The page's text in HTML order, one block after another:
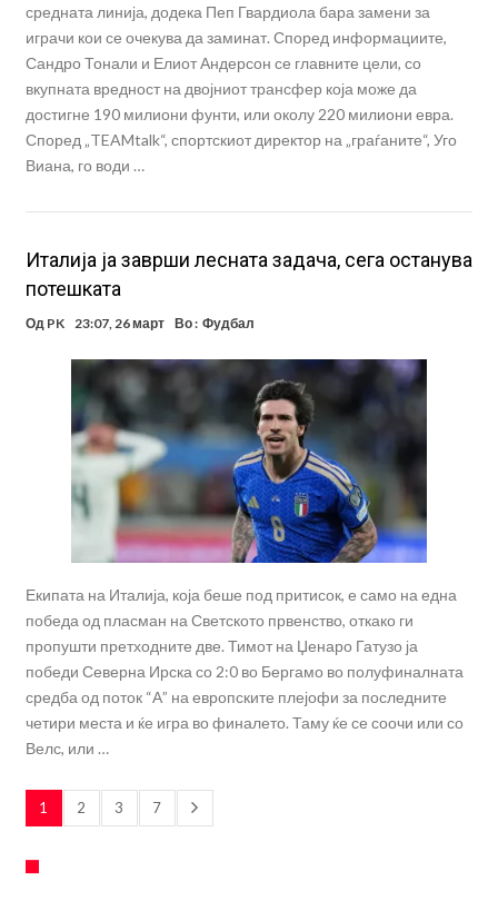
средната линија, додека Пеп Гвардиола бара замени за
играчи кои се очекува да заминат. Според информациите,
Сандро Тонали и Елиот Андерсон се главните цели, со
вкупната вредност на двојниот трансфер која може да
достигне 190 милиони фунти, или околу 220 милиони евра.
Според „TEAMtalk“, спортскиот директор на „граѓаните“, Уго
Виана, го води …
Италија ја заврши лесната задача, сега останува
потешката
Од PK 23:07, 26 март Во : Фудбал
Екипата на Италија, која беше под притисок, е само на една
победа од пласман на Светското првенство, откако ги
пропушти претходните две. Тимот на Џенаро Гатузо ја
победи Северна Ирска со 2:0 во Бергамо во полуфиналната
средба од поток “А” на европските плејофи за последните
четири места и ќе игра во финалето. Таму ќе се соочи или со
Велс, или …
1 2 3 7